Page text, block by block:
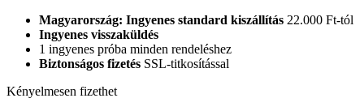
Magyarország: Ingyenes standard kiszállítás 22.000 Ft-tól
Ingyenes visszaküldés
1 ingyenes próba minden rendeléshez
Biztonságos fizetés SSL-titkosítással
Kényelmesen fizethet